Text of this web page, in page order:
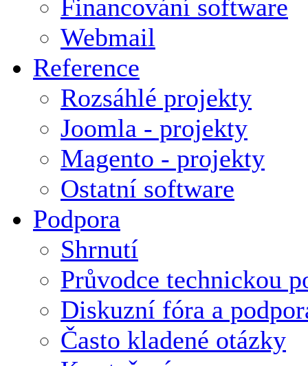
Financování software
Webmail
Reference
Rozsáhlé projekty
Joomla - projekty
Magento - projekty
Ostatní software
Podpora
Shrnutí
Průvodce technickou
Diskuzní fóra a
Často kladené otázky